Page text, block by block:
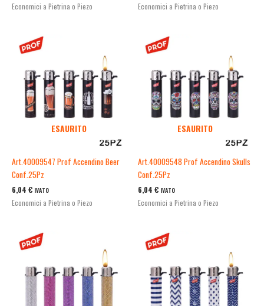
Economici a Pietrina o Piezo Economici a Pietrina o Piezo
ESAURITO
Art.40009547 Prof Accendino Beer
Conf.25Pz
6,04 € IVATO
Economici a Pietrina o Piezo
ESAURITO
Art.40009548 Prof Accendino Skulls
Conf.25Pz
6,04 € IVATO
Economici a Pietrina o Piezo